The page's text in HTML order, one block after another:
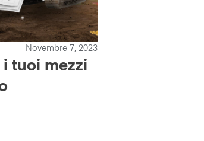
Novembre 7, 2023
tuoi mezzi